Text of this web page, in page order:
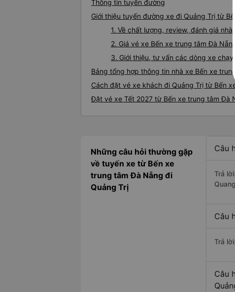
Thông tin tuyến đường
Giới thiệu tuyến đường xe đi Quảng Trị từ
1. Về chất lượng, review, đánh giá
2. Giá vé xe Bến xe trung tâm Đà
3. Giới thiệu, tư vấn các dòng xe
Bảng tổng hợp thông tin nhà xe Bến xe
Cách đặt vé xe khách đi Quảng Trị từ Bến
Đặt vé xe Tết 2027 từ Bến xe trung tâm Đà
Những câu hỏi thường gặp
về tuyến xe từ Bến xe
trung tâm Đà Nẵng đi
Quảng Trị
Câu
Trả
Câu
Trả
Câu